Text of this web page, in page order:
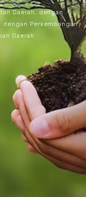
Daerah, dengan
dengan Perkembangan
Daerah